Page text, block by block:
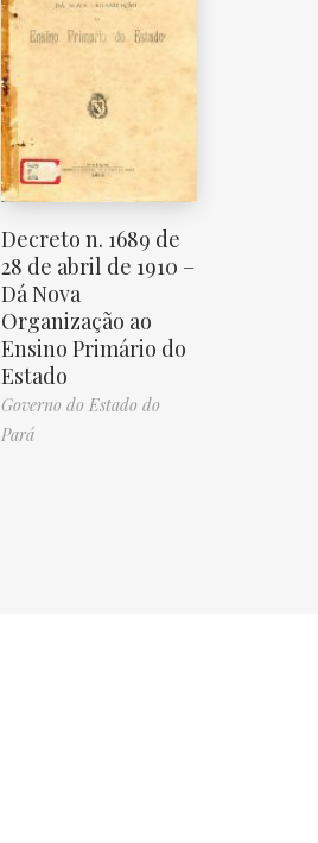
Decreto n. 1689 de
28 de abril de 1910 –
Dá Nova
Organização ao
Ensino Primário do
Estado
Governo do Estado do
Pará